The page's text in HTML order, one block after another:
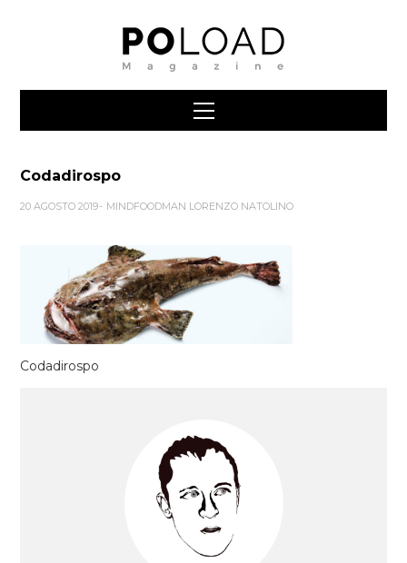
Codadirospo
20 AGOSTO 2019 MINDFOODMAN LORENZO NATOLINO
Codadirospo